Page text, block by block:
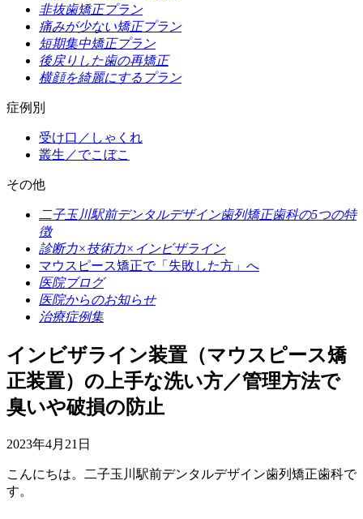
非抜歯矯正プラン
痛みが少ない矯正プラン
短期集中矯正プラン
後戻りした歯の再矯正
横顔を綺麗にする プラン
症例別
受け口／しゃくれ
叢生／でこぼこ
その他
二子玉川駅前デンタルデザイン歯列矯正歯科の5つの特
徴
診断力×技術力×インビザライン
マウスピース矯正で「失敗した方」へ
医院ブログ
医院からのお知らせ
治療症例集
インビザライン装置（マウスピース矯
正装置）の上手な洗い方／管理方法で
臭いや破損の防止
2023年4月21日
こんにちは。二子玉川駅前デンタルデザイン歯列矯正歯科で
す。